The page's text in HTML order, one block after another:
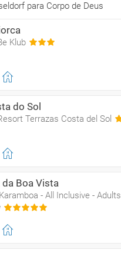
para Corpo de Deus
Klub
do Sol
Terrazas Costa del Sol
da Boa Vista
- All Inclusive - Adults